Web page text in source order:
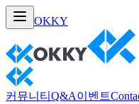
OKKY
커뮤니티 Q&A이벤트